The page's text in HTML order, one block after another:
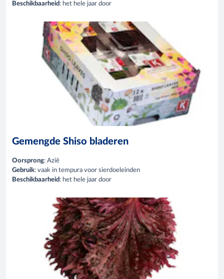
Beschikbaarheid: het hele jaar door
Gemengde Shiso bladeren
Oorsprong: Azië
Gebruik: vaak in tempura voor sierdoeleinden
Beschikbaarheid: het hele jaar door